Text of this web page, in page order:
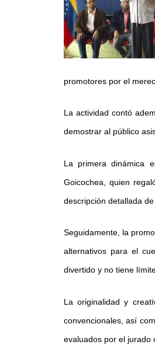
promotores por el
La actividad contó
demostrar al público
La primera dinámica
Goicochea, quien
descripción detallada
Seguidamente, la
alternativos para el
divertido y no tiene
La originalidad y
convencionales, así
evaluados por el jurado